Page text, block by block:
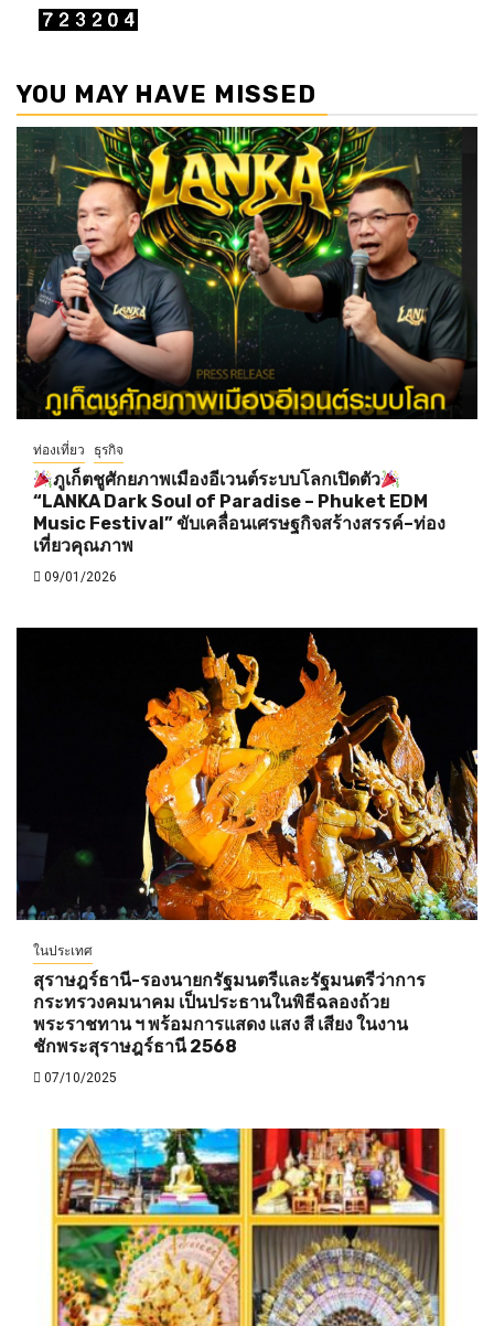
YOU MAY HAVE MISSED
ท่องเที่ยว ธุรกิจ
ภูเก็ตชูศักยภาพเมืองอีเวนต์ระบบโลกเปิดตัว
“LANKA Dark Soul of Paradise – Phuket EDM
Music Festival” ขับเคลื่อนเศรษฐกิจสร้างสรรค์–ท่อง
เที่ยวคุณภาพ
09/01/2026
ในประเทศ
สุราษฎร์ธานี-รองนายกรัฐมนตรีและรัฐมนตรีว่าการ
กระทรวงคมนาคม เป็นประธานในพิธีฉลองถ้วย
พระราชทาน ฯ พร้อมการแสดง แสง สี เสียง ในงาน
ชักพระสุราษฎร์ธานี 2568
07/10/2025